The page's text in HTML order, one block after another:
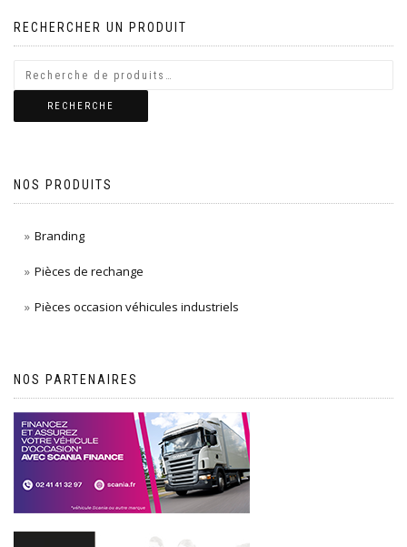
l’article
RECHERCHER UN PRODUIT
RECHERCHE
NOS PRODUITS
Branding
Pièces de rechange
Pièces occasion véhicules industriels
NOS PARTENAIRES